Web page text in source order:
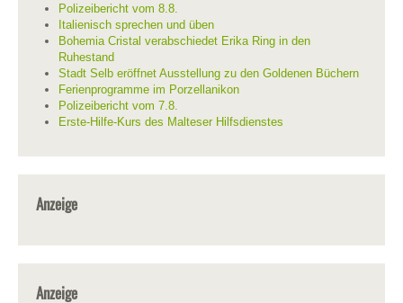
Polizeibericht vom 8.8.
Italienisch sprechen und üben
Bohemia Cristal verabschiedet Erika Ring in den
Ruhestand
Stadt Selb eröffnet Ausstellung zu den Goldenen Büchern
Ferienprogramme im Porzellanikon
Polizeibericht vom 7.8.
Erste-Hilfe-Kurs des Malteser Hilfsdienstes
Anzeige
Anzeige